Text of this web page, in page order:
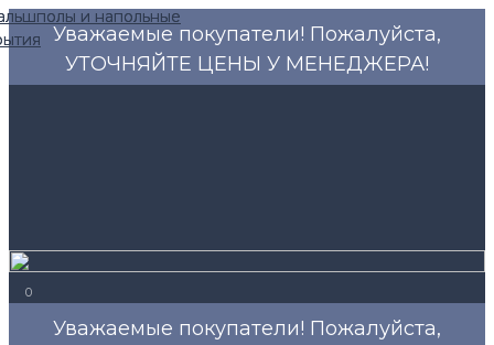
Уважаемые покупатели! Пожалуйста,
УТОЧНЯЙТЕ ЦЕНЫ У МЕНЕДЖЕРА!
0
Уважаемые покупатели! Пожалуйста,